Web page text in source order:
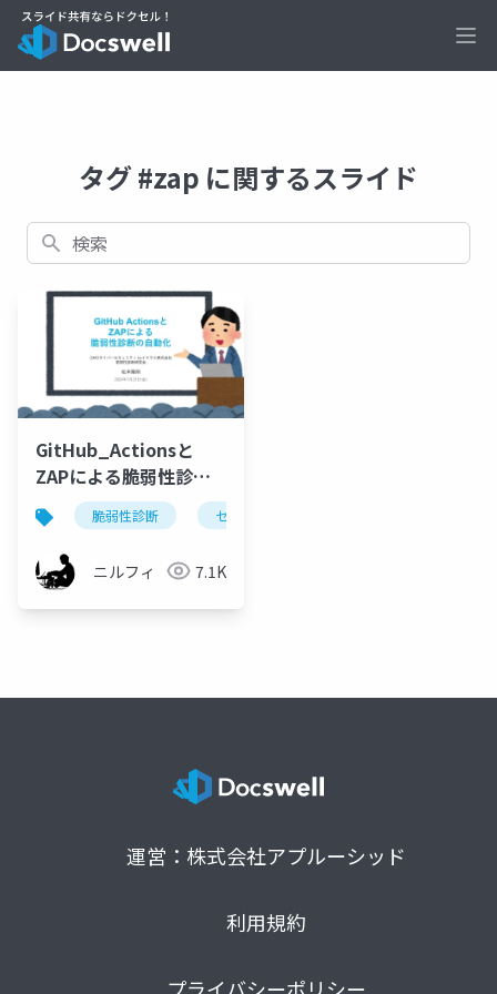
タグ #zap に関するスライド
検索
GitHub_Actionsと
ZAPによる脆弱性診断
の自動化脆弱性診断 セキュリティ
ニルフィ 7.1K
運営：株式会社アプルーシッド
利用規約
プライバシーポリシー